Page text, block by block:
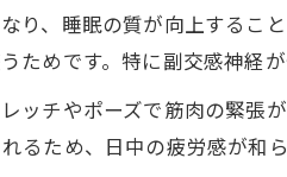
り、睡眠の質が向上する
ためです。特に副交感神経
ッチやポーズで筋肉の緊張
るため、日中の疲労感が